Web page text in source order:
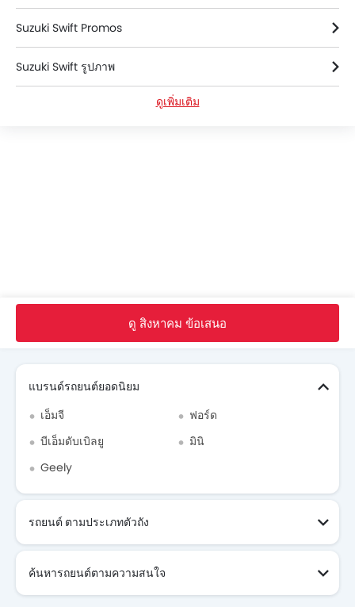
ระบบฉีดน้ำที่กระจกด้านหลัง
ฝาครอบล้อ
ระบบล็อคประตูรถ
Suzuki Swift Promos
Suzuki Swift รูปภาพ
Used Swift 2019
Suzuki Swift โบรชัวร์
Suzukiดีลเลอร์ใน bangkok
ดูเพิ่มเติม
ดู สิงหาคม ข้อเสนอ
คล่องตัว เครื่องแรง ประหยัด
Search Other รถยนต์
แบรนด์รถยนต์ยอดนิยม
เอ็มจี
ฟอร์ด
บีเอ็มดับเบิลยู
มินิ
Geely
รถยนต์ ตามประเภทตัวถัง
ค้นหารถยนต์ตามความสนใจ